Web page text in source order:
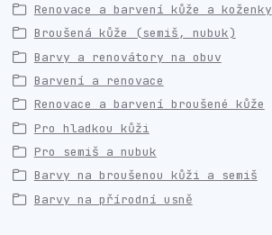
Renovace a barvení kůže a koženky
Broušená kůže (semiš, nubuk)
Barvy a renovátory na obuv
Barvení a renovace
Renovace a barvení broušené kůže
Pro hladkou kůži
Pro semiš a nubuk
Barvy na broušenou kůži a semiš
Barvy na přírodní usně